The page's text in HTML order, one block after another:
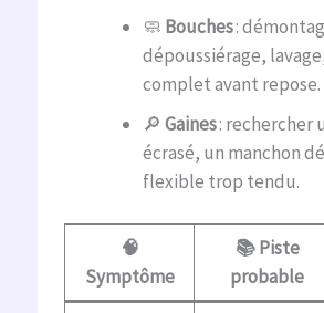
🧼 Bouches:
dépoussiérage,
complet avant repose.
🔎 Gaines: rechercher
écrasé, un manchon
flexible trop tendu.
🧠
Symptôme
📚 Piste
probable